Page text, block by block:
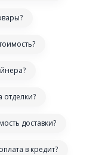
отделки?
доставки?
в кредит?